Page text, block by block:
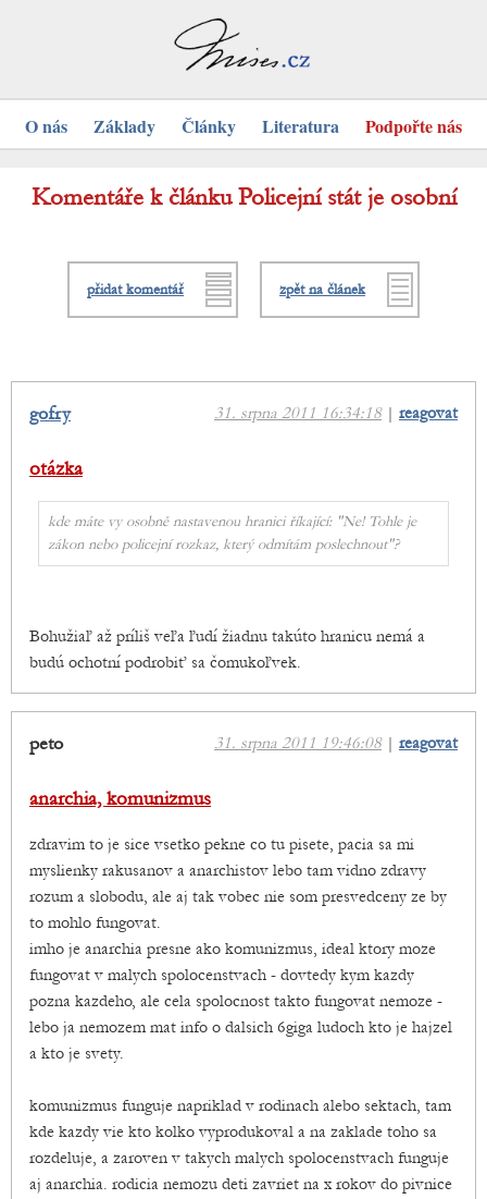
O nás Základy Články Literatura Podpořte nás
Komentáře k článku Policejní stát je osobní
přidat komentář zpět na článek
31. srpna 2011 16:34:18| reagovat
gofry
otázka
kde máte vy osobně nastavenou hranici říkající: "Ne! Tohle je
zákon nebo policejní rozkaz, který odmítám poslechnout"?
Bohužiaľ až príliš veľa ľudí žiadnu takúto hranicu nemá a
budú ochotní podrobiť sa čomukoľvek.
31. srpna 2011 19:46:08| reagovat
peto
anarchia, komunizmus
zdravim to je sice vsetko pekne co tu pisete, pacia sa mi
myslienky rakusanov a anarchistov lebo tam vidno zdravy
rozum a slobodu, ale aj tak vobec nie som presvedceny ze by
to mohlo fungovat.
imho je anarchia presne ako komunizmus, ideal ktory moze
fungovat v malych spolocenstvach - dovtedy kym kazdy
pozna kazdeho, ale cela spolocnost takto fungovat nemoze -
lebo ja nemozem mat info o dalsich 6giga ludoch kto je hajzel
a kto je svety.
komunizmus funguje napriklad v rodinach alebo sektach, tam
kde kazdy vie kto kolko vyprodukoval a na zaklade toho sa
rozdeluje, a zaroven v takych malych spolocenstvach funguje
aj anarchia. rodicia nemozu deti zavriet na x rokov do pivnice